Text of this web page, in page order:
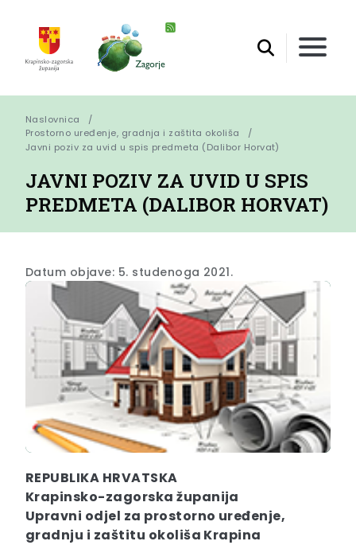
Naslovnica
Prostorno uređenje, gradnja i zaštita okoliša
Javni poziv za uvid u spis predmeta (Dalibor Horvat)
JAVNI POZIV ZA UVID U SPIS
PREDMETA (DALIBOR HORVAT)
Datum objave: 5. studenoga 2021.
REPUBLIKA HRVATSKA
Krapinsko-zagorska županija
Upravni odjel za prostorno uređenje,
gradnju i zaštitu okoliša Krapina